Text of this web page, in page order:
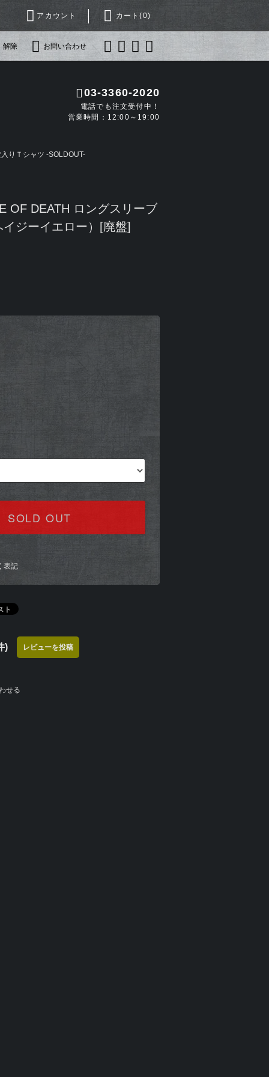
アカウント カート(0)
解除 お問い合わせ
03-3360-2020
電話でも注文受付中！
営業時間：12:00～19:00
りＴシャツ -SOLDOUT-
OF DEATH ロングスリーブ
イジーイエロー）[廃盤]
SOLD OUT
表記
) レビューを投稿
せる